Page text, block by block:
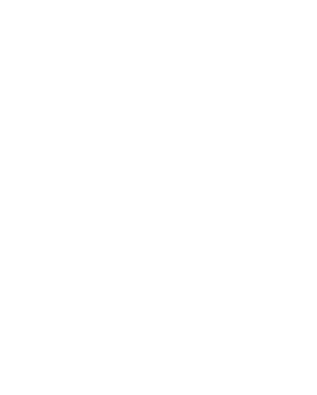
a deconstructed design with
Ashen Slate, and White, offering a
and wearable Jordan 1.